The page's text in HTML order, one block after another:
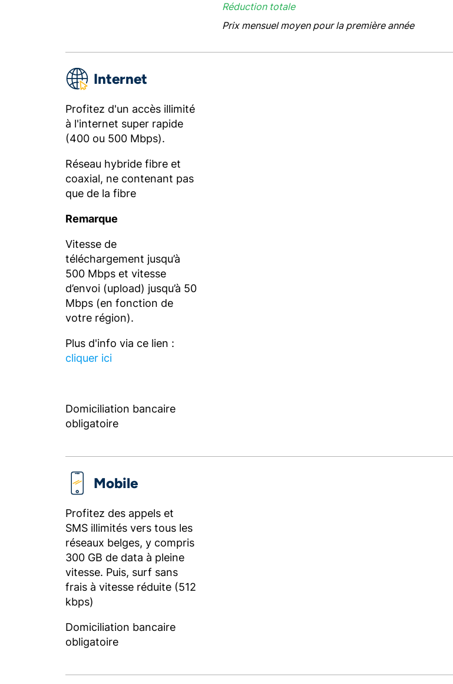
Réduction totale
Prix mensuel moyen pour la première année
Internet
Profitez d'un accès illimité
à l'internet super rapide
(400 ou 500 Mbps).
Réseau hybride fibre et
coaxial, ne contenant pas
que de la fibre
Remarque
Vitesse de
téléchargement jusqu’à
500 Mbps et vitesse
d’envoi (upload) jusqu’à 50
Mbps (en fonction de
votre région).
Plus d'info via ce lien :
cliquer ici
Domiciliation bancaire
obligatoire
Mobile
Profitez des appels et
SMS illimités vers tous les
réseaux belges, y compris
300 GB de data à pleine
vitesse. Puis, surf sans
frais à vitesse réduite (512
kbps)
Domiciliation bancaire
obligatoire